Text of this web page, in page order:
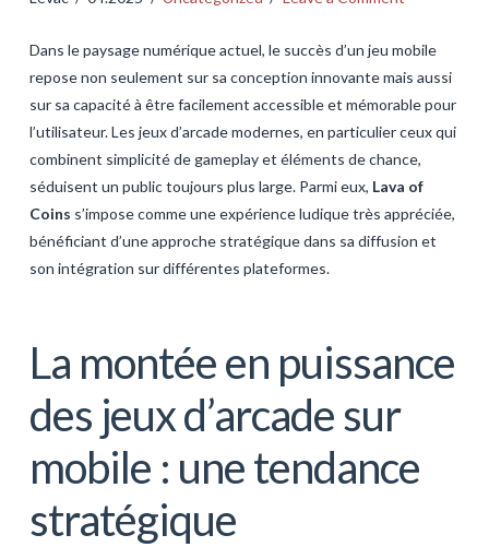
GALERIJA
KONTAKT
Dans le paysage numérique actuel, le succès d’un jeu mobile
repose non seulement sur sa conception innovante mais aussi
sur sa capacité à être facilement accessible et mémorable pour
l’utilisateur. Les jeux d’arcade modernes, en particulier ceux qui
combinent simplicité de gameplay et éléments de chance,
séduisent un public toujours plus large. Parmi eux, Lava of
Coins s’impose comme une expérience ludique très appréciée,
bénéficiant d’une approche stratégique dans sa diffusion et
son intégration sur différentes plateformes.
La montée en puissance
des jeux d’arcade sur
mobile : une tendance
stratégique